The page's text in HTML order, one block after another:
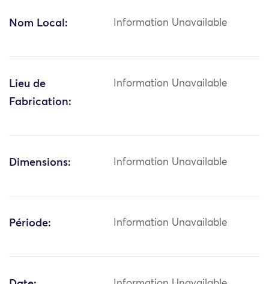
Nom Local: Information Unavailable
Lieu de
Fabrication:
Information Unavailable
Dimensions: Information Unavailable
Période: Information Unavailable